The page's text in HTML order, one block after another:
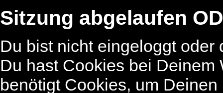
Sitzung abgelaufen
Du bist nicht eingeloggt
Du hast Cookies bei
benötigt Cookies, um